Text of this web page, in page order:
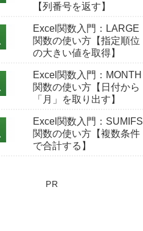
【列番号を返す】
Excel関数入門：LARGE
関数の使い方【指定順位
の大きい値を取得】
Excel関数入門：MONTH
関数の使い方【日付から
「月」を取り出す】
Excel関数入門：SUMIFS
関数の使い方【複数条件
で合計する】
PR